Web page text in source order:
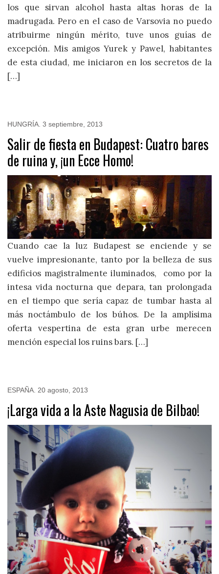
los que sirvan alcohol hasta altas horas de la
madrugada. Pero en el caso de Varsovia no puedo
atribuirme ningún mérito, tuve unos guías de
excepción. Mis amigos Yurek y Pawel, habitantes
de esta ciudad, me iniciaron en los secretos de la
[…]
HUNGRÍA 3 septiembre, 2013
Salir de fiesta en Budapest: Cuatro bares
de ruina y, ¡un Ecce Homo!
Cuando cae la luz Budapest se enciende y se
vuelve impresionante, tanto por la belleza de sus
edificios magistralmente iluminados, como por la
intesa vida nocturna que depara, tan prolongada
en el tiempo que sería capaz de tumbar hasta al
más noctámbulo de los búhos. De la amplísima
oferta vespertina de esta gran urbe merecen
mención especial los ruins bars. […]
ESPAÑA 20 agosto, 2013
¡Larga vida a la Aste Nagusia de Bilbao!